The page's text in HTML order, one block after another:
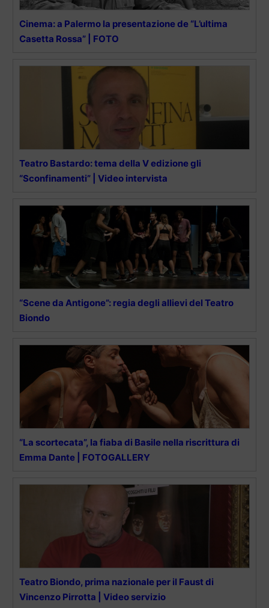
Cinema: a Palermo la presentazione de “L’ultima
Casetta Rossa” | FOTO
Teatro Bastardo: tema della V edizione gli
“Sconfinamenti” | Video intervista
“Scene da Antigone”: regia degli allievi del Teatro
Biondo
“La scortecata”, la fiaba di Basile nella riscrittura di
Emma Dante | FOTOGALLERY
Teatro Biondo, prima nazionale per il Faust di
Vincenzo Pirrotta | Video servizio